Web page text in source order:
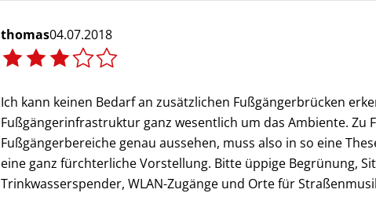
thomas04.07.2018
Ich kann keinen Bedarf an zusätzlichen Fußgängerbrücken
Fußgängerinfrastruktur ganz wesentlich um das Ambiente.
Fußgängerbereiche genau aussehen, muss also in so eine
eine ganz fürchterliche Vorstellung. Bitte üppige Begrünung,
Trinkwasserspender, WLAN-Zugänge und Orte für